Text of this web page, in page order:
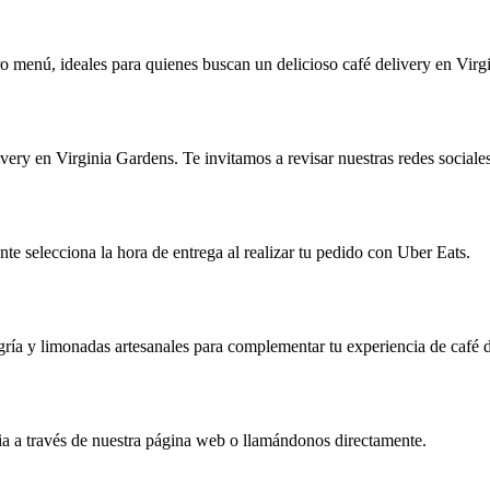
menú, ideales para quienes buscan un delicioso café delivery en
en Virginia Gardens. Te invitamos a revisar nuestras redes
selecciona la hora de entrega al realizar tu pedido con Uber Eats.
y limonadas artesanales para complementar tu experiencia de
a través de nuestra página web o llamándonos directamente.